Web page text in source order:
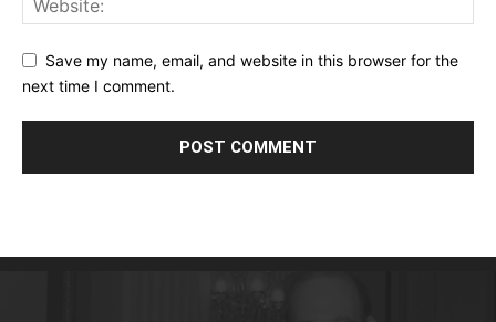
Save my name, email, and website in this browser for the
next time I comment.